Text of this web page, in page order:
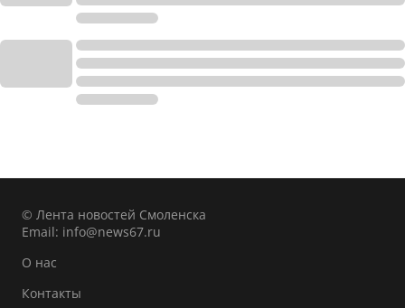
© Лента новостей Смоленска
Email: info@news67.ru
О нас
Контакты